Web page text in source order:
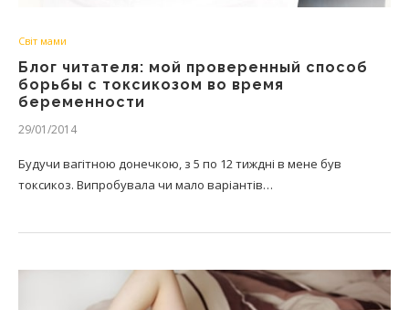
Світ мами
Блог читателя: мой проверенный способ
борьбы с токсикозом во время
беременности
29/01/2014
Будучи вагітною донечкою, з 5 по 12 тиждні в мене був
токсикоз. Випробувала чи мало варіантів…